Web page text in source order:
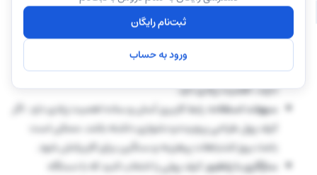
ثبت‌نام رایگان
ورود به حساب
ندارند. بنابراین هنگام انتخاب بهتر است به این مورد توجه کنید.
توجه کنید کیف پولی که قصد انتخاب و
استفاده دارید، از ارزهای دیجیتال موردنظرتان پشتیبانی کند.
پشتیبانی از چندین بلاک چین برای کسانی که ارزهای متنوعی
دارند، اهمیت زیادی دارد.
سهولت استفاده: رابط کاربری آسان و ساده اهمیت زیادی دارد. اگر
کیف پول طراحی پیچیده و دشواری داشته باشد، ممکن است
باعث بروز اشتباهات پرهزینه و سنگین برای کاربرانش شود.
سازگاری با پلتفرم: کیف پولی را انتخاب کنید که با دستگاه